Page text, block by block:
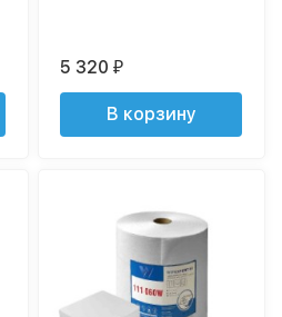
5 320₽
В корзину